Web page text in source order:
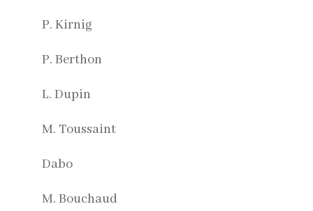
P. Kirnig
P. Berthon
L. Dupin
M. Toussaint
Dabo
M. Bouchaud